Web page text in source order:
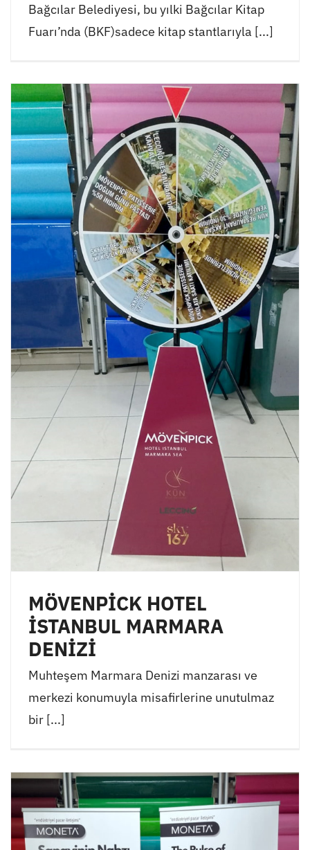
Bağcılar Belediyesi, bu yılki Bağcılar Kitap
Fuarı’nda (BKF)sadece kitap stantlarıyla [...]
MÖVENPİCK HOTEL
İSTANBUL MARMARA
DENİZİ
Muhteşem Marmara Denizi manzarası ve
merkezi konumuyla misafirlerine unutulmaz
bir [...]